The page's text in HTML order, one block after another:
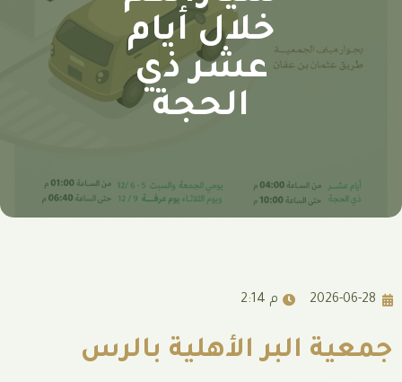
خلال أيام
عشر ذي
الحجة
2:14 م
الأهلية بالرس